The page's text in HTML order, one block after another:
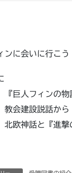
ンに会いに行こう
巨人フィンの
会建設説話から
欧神話と『進撃